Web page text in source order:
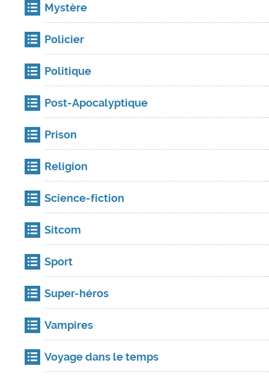
Mystère
Policier
Politique
Post-Apocalyptique
Prison
Religion
Science-fiction
Sitcom
Sport
Super-héros
Vampires
Voyage dans le temps